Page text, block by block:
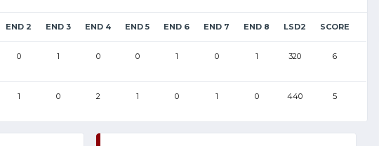
END 2 END 3 END 4 END 5 END 6 END 7 END 8 LSD2 SCORE
0 1 0 0 1 0 1 320 6
1 0 2 1 0 1 0 440 5